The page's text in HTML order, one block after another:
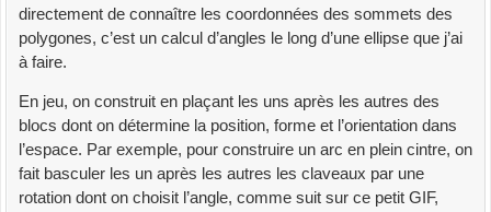
directement de connaître les coordonnées des sommets des
polygones, c’est un calcul d’angles le long d’une ellipse que j’ai
à faire.
En jeu, on construit en plaçant les uns après les autres des
blocs dont on détermine la position, forme et l’orientation dans
l’espace. Par exemple, pour construire un arc en plein cintre, on
fait basculer les un après les autres les claveaux par une
rotation dont on choisit l’angle, comme suit sur ce petit GIF,